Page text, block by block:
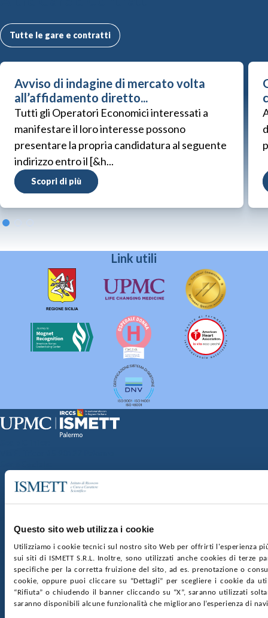
Questo sito web utilizza i cookie
Utilizziamo i cookie tecnici sul nostro sito Web per offrirti l'esperienza
sui siti di ISMETT S.R.L. Inoltre, sono utilizzati anche cookies di terze
specifiche per la corretta fruizione del sito, ad es. prenotazione o
cookie, oppure puoi cliccare su “Dettagli” per scegliere i cookie da
“Rifiuta” o chiudendo il banner cliccando su “X”, saranno utilizzati
saranno disponibili alcune funzionalità che migliorano l’esperienza di
Tutte le gare e contratti
Avviso di indagine di mercato volta
all’affidamento diretto...
Tutti gli Operatori Economici interessati a
manifestare il loro interesse possono
presentare la propria candidatura al seguente
indirizzo entro il [&h...
Scopri di più
Link utili
Via Discesa dei Giudici 4 90133 Palermo
Capitale sociale:
€2.000.000, interamente versato
Ufficio Registro delle imprese di Palermo
SOCIETÀ TRASPARENTEWHISTLEBLOWING
GARE E CONTRATTIPRIVACYCOOKIE POLICY
SOSTIENICIMAPPA DEL SITOACCESSIBILITÀ
CONTATTI
SEGUICI SU